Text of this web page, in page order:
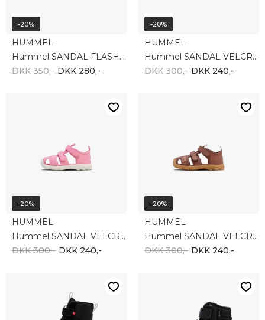
-20%
HUMMEL
Hummel SANDAL FLASH 216753-1562
DKK 350,- DKK 280,-
-20%
HUMMEL
Hummel SANDAL VELCRO INFANT 217944-1562
DKK 300,- DKK 240,-
-20%
HUMMEL
Hummel SANDAL VELCRO INFANT 217944-3195
DKK 300,- DKK 240,-
-20%
HUMMEL
Hummel SANDAL VELCRO INFANT 217944-8199
DKK 300,- DKK 240,-